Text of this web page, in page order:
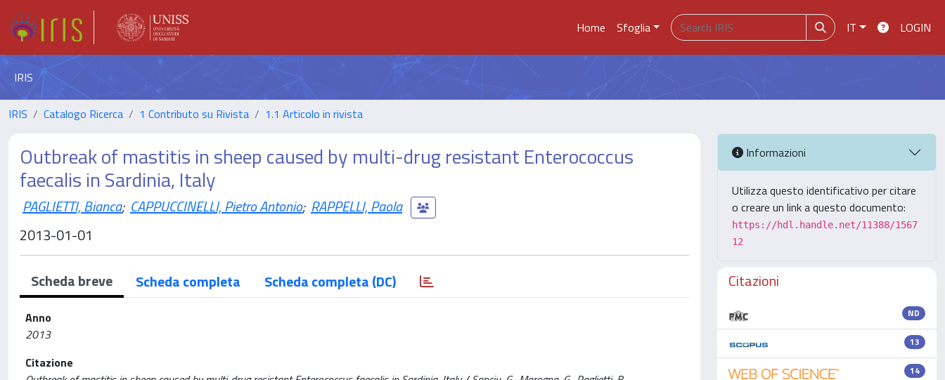
Home Sfoglia IT LOGIN
IRIS
IRIS Catalogo Ricerca 1 Contributo su Rivista 1.1 Articolo in rivista
Outbreak of mastitis in sheep caused by multi-drug resistant Enterococcus
faecalis in Sardinia, Italy
PAGLIETTI, Bianca; CAPPUCCINELLI, Pietro Antonio; RAPPELLI, Paola
2013-01-01
Scheda breve Scheda completa Scheda completa (DC)
Anno
2013
Citazione
Informazioni
Utilizza questo identificativo per citare
o creare un link a questo documento:
https://hdl.handle.net/11388/1567
12
Citazioni
ND
13
14